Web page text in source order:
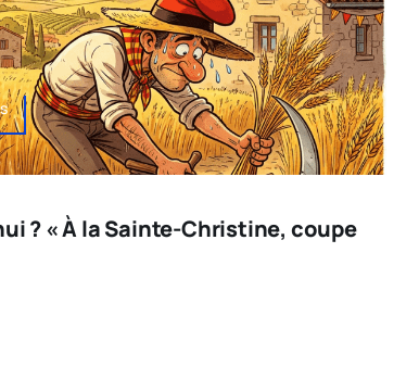
? « À la Sainte-Christine, coupe